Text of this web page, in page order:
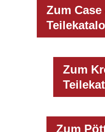
Zum
Zum
Zum